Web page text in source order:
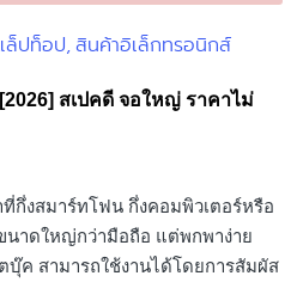
ล็ปท็อป สินค้าอิเล็กทรอนิกส์
สเปคดี จอใหญ่ ราคาไม่
งสมาร์ทโฟน กึ่งคอมพิวเตอร์หรือ
าดใหญ่กว่ามือถือ แต่พกพาง่าย
บุ๊ค สามารถใช้งานได้โดยการสัมผัส